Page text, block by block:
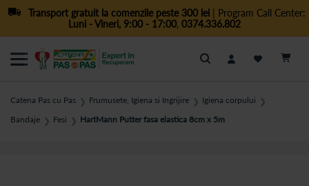
Transport gratuit la comenzile peste 300 lei| Program Call Center:
Luni - Vineri, 9:00 - 17:00, 0374.336.802
Cautare
Catena Pas cu Pas ❯ Frumusete, Igiena si Ingrijire ❯ Igiena corpului ❯
Bandaje ❯ Fesi ❯ HartMann Putter fasa elastica 8cm x 5m